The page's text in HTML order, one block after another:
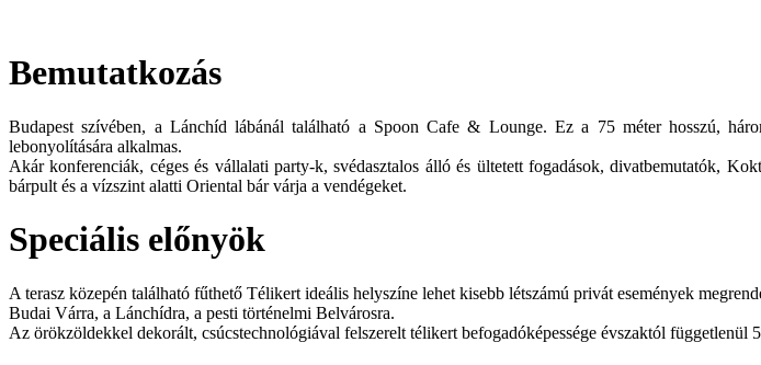
Bemutatkozás
Budapest szívében, a Lánchíd lábánál található a Spoon Cafe & Lounge. Ez a 75 méter hosszú,
lebonyolítására alkalmas.
Akár konferenciák, céges és vállalati party-k, svédasztalos álló és ültetett fogadások, divatbemutatók,
bárpult és a vízszint alatti Oriental bár várja a vendégeket.
Speciális előnyök
A terasz közepén található fűthető Télikert ideális helyszíne lehet kisebb létszámú privát események
Budai Várra, a Lánchídra, a pesti történelmi Belvárosra.
Az örökzöldekkel dekorált, csúcstechnológiával felszerelt télikert befogadóképessége évszaktól függetlenül